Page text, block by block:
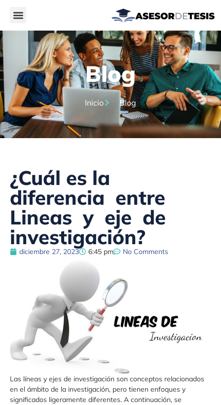
Blog
Inicio Blog
¿Cuál es la
diferencia entre
Lineas y eje de
investigación?
diciembre 27, 2023 6:45 pm No Comments
Las líneas y ejes de investigación son conceptos relacionados
en el ámbito de la investigación, pero tienen enfoques y
significados ligeramente diferentes. A continuación, se